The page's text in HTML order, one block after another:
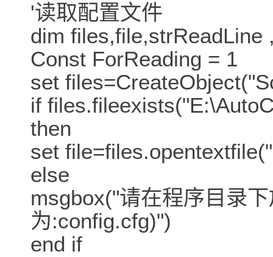
'读取配置文件
dim files,file,strReadLine
Const ForReading = 1
set
if
then
set
else
msgbox("请在程序目录
为:config.cfg)")
end if